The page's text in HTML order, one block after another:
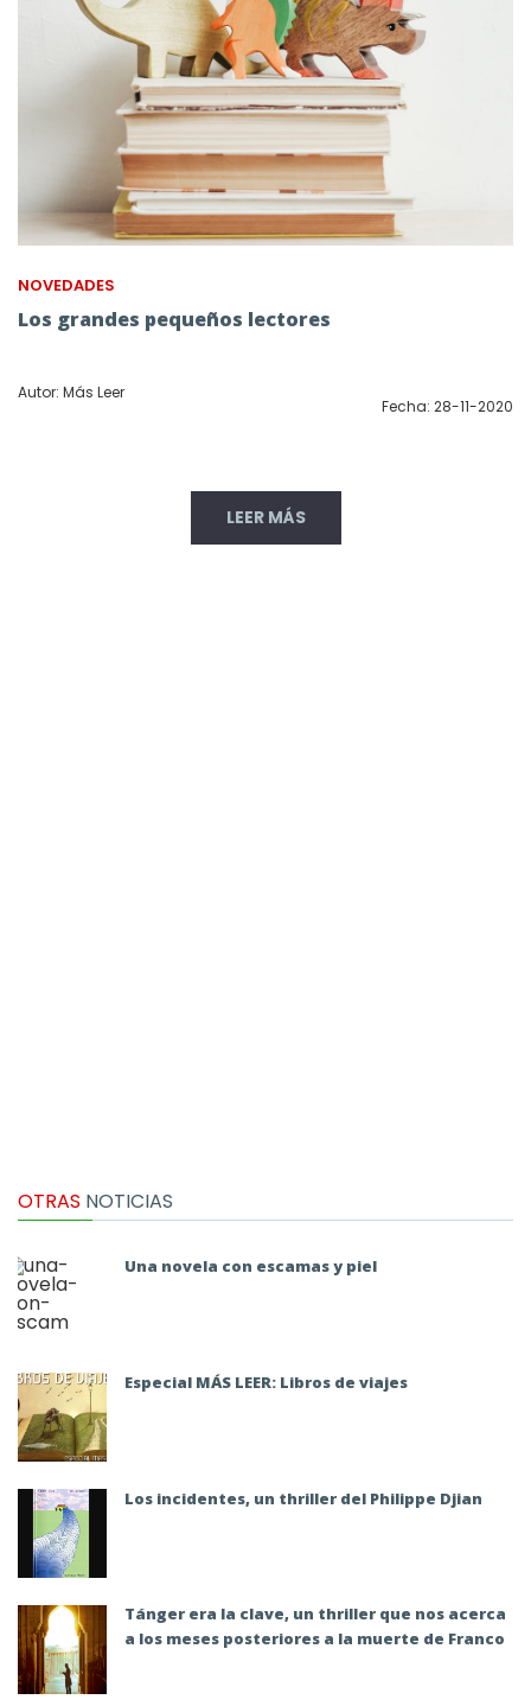
NOVEDADES
Los grandes pequeños lectores
Autor: Más Leer
Fecha: 28-11-2020
LEER MÁS
OTRAS NOTICIAS
Una novela con escamas y piel
Especial MÁS LEER: Libros de viajes
Los incidentes, un thriller del Philippe Djian
Tánger era la clave, un thriller que nos acerca
a los meses posteriores a la muerte de Franco